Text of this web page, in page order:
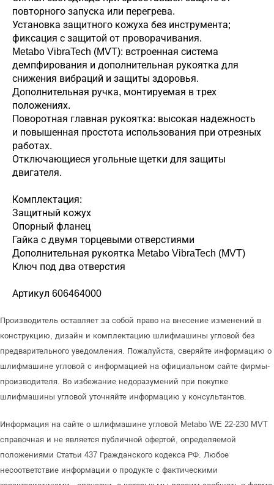
повторного запуска или перегрева.
Установка защитного кожуха без инструмента;
фиксация с защитой от проворачивания.
Metabo VibraTech (MVT): встроенная система
демпфирования и дополнительная рукоятка для
снижения вибраций и защиты здоровья.
Дополнительная ручка, монтируемая в трех
положениях.
Поворотная главная рукоятка: высокая надежность
и повышенная простота использования при отрезных
работах.
Отключающиеся угольные щетки для защиты
двигателя.
Комплектация:
Защитный кожух
Опорный фланец
Гайка с двумя торцевыми отверстиями
Дополнительная рукоятка Metabo VibraTech (MVT)
Ключ под два отверстия
Артикул 606464000
Производитель оставляет за собой право на внесение изменений в
конструкцию, дизайн и комплектацию шлифмашины угловой без
предварительного уведомления. Пожалуйста, сверяйте информацию о
шлифмашине угловой с информацией на официальном сайте фирмы-
производителя. Во избежание недоразумений при покупке
шлифмашины угловой уточняйте информацию у консультантов.
Информация на сайте о шлифмашине угловой Metabo WE 22-230 MVT
справочная и не является публичной офертой, определяемой
положениями Статьи 437 Гражданского кодекса РФ. Любое
несоответствие информации о продукте с фактическими